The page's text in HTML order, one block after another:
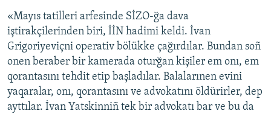
«Mayıs tatilleri arfesinde SİZO-ğa dava
iştirakçilerinden biri, İİN hadimi keldi. İvan
Grigoriyeviçni operativ bölükke çağırdılar. Bundan soñ
onen beraber bir kamerada oturğan kişiler em onı, em
qorantasını tehdit etip başladılar. Balalarınen evini
yaqaralar, onı, qorantasını ve advokatını öldürirler, dep
ayttılar. İvan Yatskinniñ tek bir advokatı bar ve bu da